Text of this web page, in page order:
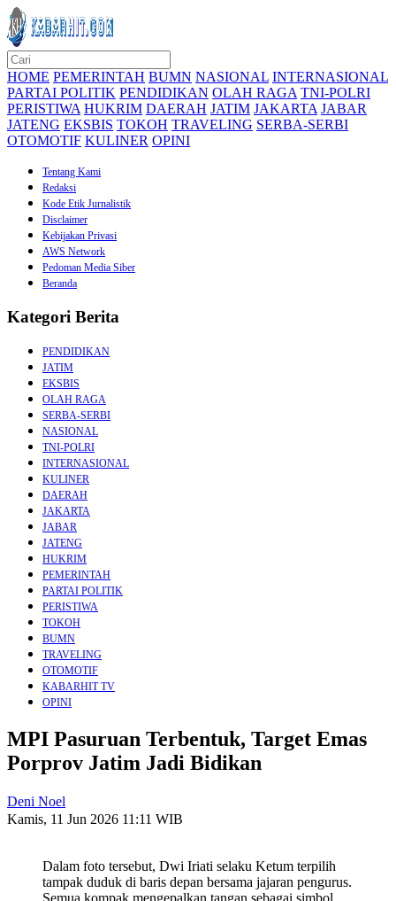
HOME PEMERINTAH BUMN NASIONAL INTERNASIONAL
PARTAI POLITIK PENDIDIKAN OLAH RAGA TNI-POLRI
PERISTIWA HUKRIM DAERAH JATIM JAKARTA JABAR
JATENG EKSBIS TOKOH TRAVELING SERBA-SERBI
OTOMOTIF KULINER OPINI
Tentang Kami
Redaksi
Kode Etik Jurnalistik
Disclaimer
Kebijakan Privasi
AWS Network
Pedoman Media Siber
Beranda
Kategori Berita
PENDIDIKAN
JATIM
EKSBIS
OLAH RAGA
SERBA-SERBI
NASIONAL
TNI-POLRI
INTERNASIONAL
KULINER
DAERAH
JAKARTA
JABAR
JATENG
HUKRIM
PEMERINTAH
PARTAI POLITIK
PERISTIWA
TOKOH
BUMN
TRAVELING
OTOMOTIF
KABARHIT TV
OPINI
MPI Pasuruan Terbentuk, Target Emas
Porprov Jatim Jadi Bidikan
Deni Noel
Kamis, 11 Jun 2026 11:11 WIB
Dalam foto tersebut, Dwi Iriati selaku Ketum terpilih
tampak duduk di baris depan bersama jajaran pengurus.